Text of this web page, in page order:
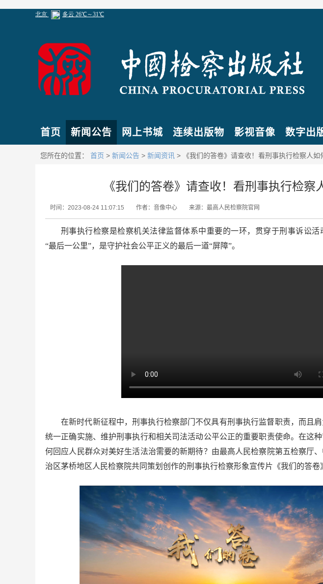
首页 新闻公告 网上书城 连续出版物 影视音像 数字出
您所在的位置： 首页 > 新闻公告 > 新闻资讯 > 《我们的答卷》请查收！看刑事执行检察人如
《我们的答卷》请查收！看刑事执行检察
时间：2023-08-24 11:07:15 作者：音像中心 来源：最高人民检察院官网
刑事执行检察是检察机关法律监督体系中重要的一环，贯穿于刑事诉讼
“最后一公里”，是守护社会公平正义的最后一道“屏障”。
在新时代新征程中，刑事执行检察部门不仅具有刑事执行监督职责，而且
统一正确实施、维护刑事执行和相关司法活动公平公正的重要职责使命。在这
何回应人民群众对美好生活法治需要的新期待？由最高人民检察院第五检察厅
治区茅桥地区人民检察院共同策划创作的刑事执行检察形象宣传片《我们的答卷